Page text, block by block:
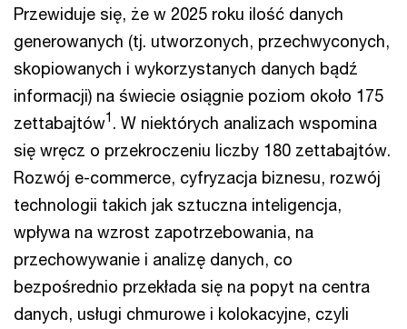
Przewiduje się, że w 2025 roku ilość danych
generowanych (tj. utworzonych, przechwyconych,
skopiowanych i wykorzystanych danych bądź
informacji) na świecie osiągnie poziom około 175
zettabajtów1 . W niektórych analizach wspomina
się wręcz o przekroczeniu liczby 180 zettabajtów.
Rozwój e-commerce, cyfryzacja biznesu, rozwój
technologii takich jak sztuczna inteligencja,
wpływa na wzrost zapotrzebowania, na
przechowywanie i analizę danych, co
bezpośrednio przekłada się na popyt na centra
danych, usługi chmurowe i kolokacyjne, czyli